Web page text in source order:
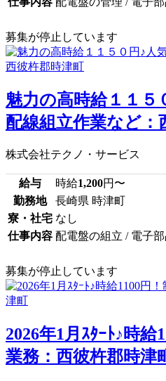
募集が停止しています
魅力の高時給１１５
配線組立作業など：
株式会社テクノ・サービス
給与 時給1,200円〜
勤務地
長崎県 時津町
寮・社宅 なし
仕事内容 配電盤の組立 / 電子
募集が停止しています
2026年1月ｽﾀｰﾄ♪時
業務：西彼杵郡時津